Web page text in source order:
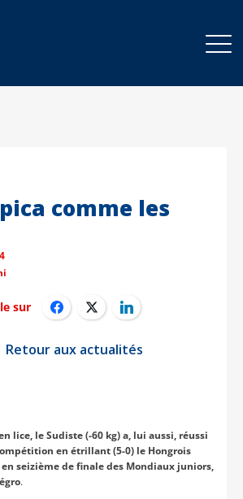
comme les
sur
Retour aux actualités
lice, le Sudiste (-60 kg) a, lui aussi, réussi
en étrillant (5-0) le Hongrois
seizième de finale des Mondiaux juniors,
.